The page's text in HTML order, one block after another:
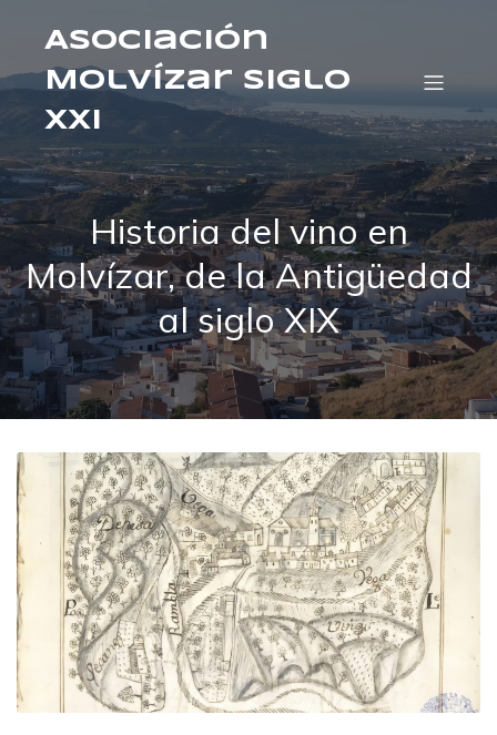
Asociación
Molvízar Siglo
XXI
Historia del vino en
Molvízar, de la Antigüedad
al siglo XIX